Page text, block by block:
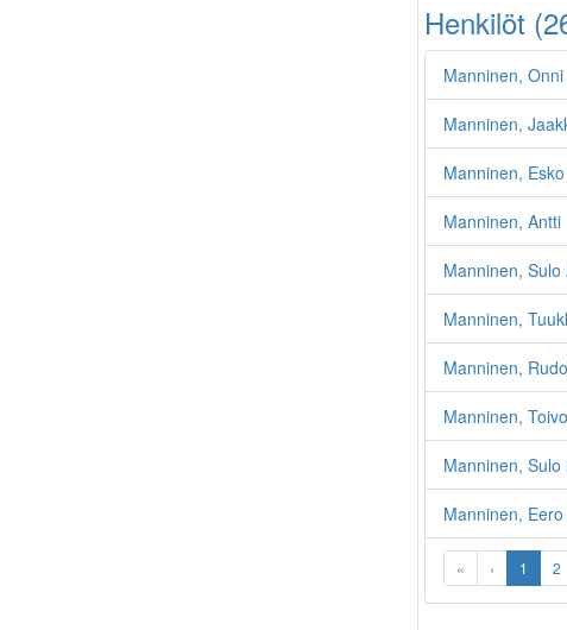
Henkilöt
Manninen, Onni
Manninen,
Manninen,
Manninen, Antti
Manninen, Sulo
Manninen,
Manninen,
Manninen,
Manninen, Sulo
Manninen, Eero
« ‹ 1 2